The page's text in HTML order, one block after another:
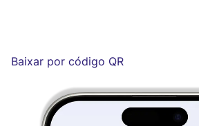
Baixar por código QR